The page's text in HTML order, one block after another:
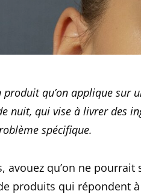
produit qu’on applique sur
nuit, qui vise à livrer des
spécifique.
avouez qu’on ne
produits qui répondent